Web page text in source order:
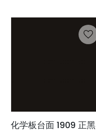
化学板台面 1909 正黑